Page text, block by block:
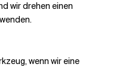
wir drehen einen
wenn wir eine